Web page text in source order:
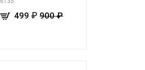
499 ₽900 ₽